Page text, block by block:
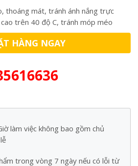
thoáng mát, tránh ánh nắng trực
trên 40 độ C, tránh móp méo
HÀNG NGAY
làm việc không bao gồm chủ
trong vòng 7 ngày nếu có lỗi từ